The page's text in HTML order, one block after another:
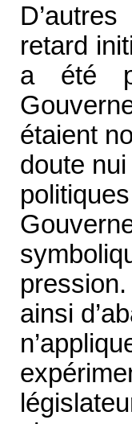
retard
a été
étaient
doute
ainsi